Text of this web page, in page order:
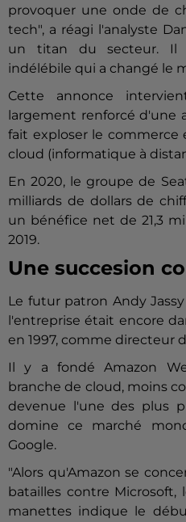
provoquer une onde de
tech", a réagi l'analyste
un titan du secteur. Il
indélébile qui a changé le
Cette annonce
largement renforcé d'une
fait exploser le commerce
cloud (informatique à
En 2020, le groupe de
milliards de dollars de
un bénéfice net de 21,3
2019.
Une succesion
Le futur patron Andy
l'entreprise était encore
en 1997, comme directeur
Il y a fondé Amazon
branche de cloud, moins
devenue l'une des plus
domine ce marché
Google.
"Alors qu'Amazon se
batailles contre
manettes indique le